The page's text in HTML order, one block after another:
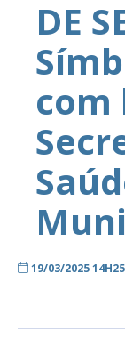
DE
com
19/03/2025 14H25